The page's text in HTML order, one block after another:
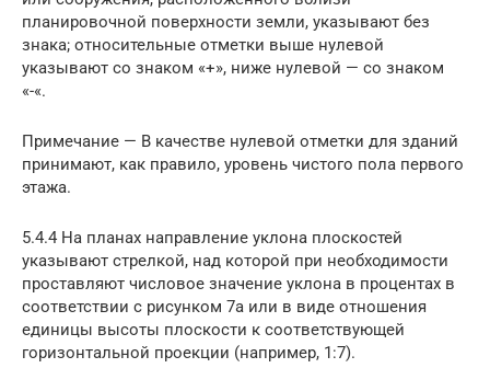
планировочной поверхности земли, указывают без
знака; относительные отметки выше нулевой
указывают со знаком «+», ниже нулевой — со знаком
«-«.
Примечание — В качестве нулевой отметки для зданий
принимают, как правило, уровень чистого пола первого
этажа.
5.4.4 На планах направление уклона плоскостей
указывают стрелкой, над которой при необходимости
проставляют числовое значение уклона в процентах в
соответствии с рисунком 7а или в виде отношения
единицы высоты плоскости к соответствующей
горизонтальной проекции (например, 1:7).